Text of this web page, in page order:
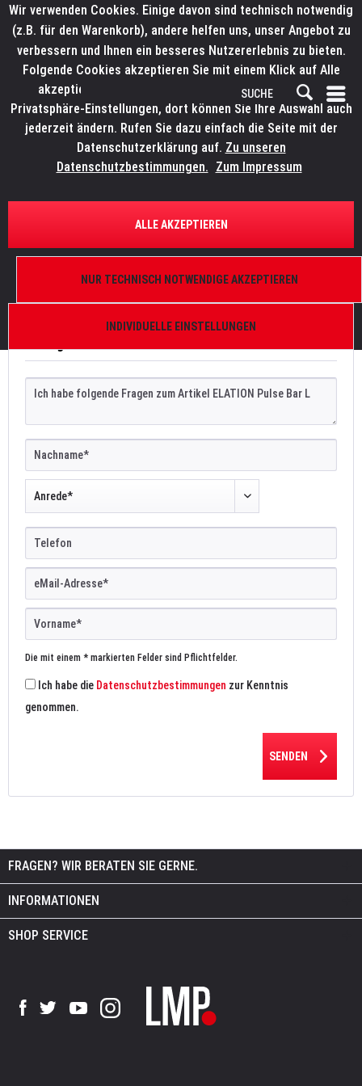
Anfrage-Formular
Anfrage-Formular
Die mit einem * markierten Felder sind Pflichtfelder.
Ich habe die Datenschutzbestimmungen zur Kenntnis
genommen.
SENDEN
FRAGEN? WIR BERATEN SIE GERNE.
INFORMATIONEN
SHOP SERVICE
Wir verwenden Cookies. Einige davon sind technisch notwendig
(z.B. für den Warenkorb), andere helfen uns, unser Angebot zu
verbessern und Ihnen ein besseres Nutzererlebnis zu bieten.
Folgende Cookies akzeptieren Sie mit einem Klick auf Alle
akzeptieren. Weitere Informationen finden Sie in den
Privatsphäre-Einstellungen, dort können Sie Ihre Auswahl auch
jederzeit ändern. Rufen Sie dazu einfach die Seite mit der
Datenschutzerklärung auf. Zu unseren
Datenschutzbestimmungen. Zum Impressum
INDIVIDUELLE EINSTELLUNGEN
NUR TECHNISCH NOTWENDIGE AKZEPTIEREN
ALLE AKZEPTIEREN